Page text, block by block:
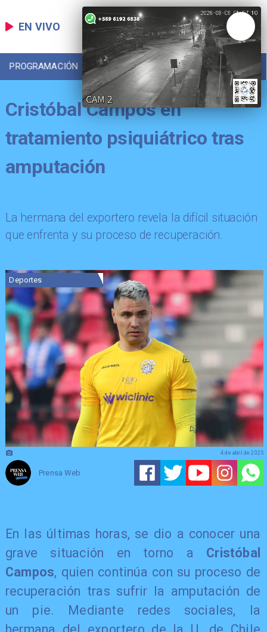
EN VIVO
PROGRAMACIÓN LOCAL DEPORTES
Cristóbal Campos en
tratamiento psiquiátrico tras
amputación
La hermana del exportero revela la difícil situación
que enfrenta y su proceso de recuperación.
Deportes
Prensa Web
4 de abril de 2025
En las últimas horas, se dio a conocer una
grave situación en torno a Cristóbal
Campos, quien continúa con su proceso de
recuperación tras sufrir la amputación de
un pie. Mediante redes sociales, la